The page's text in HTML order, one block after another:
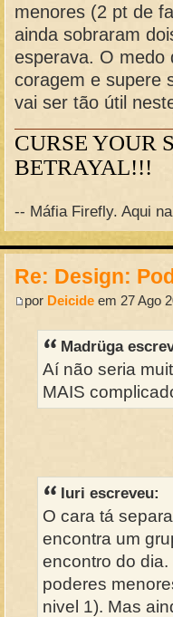
menores (2 pt de
ainda sobraram
esperava. O medo
coragem e supere
vai ser tão útil
CURSE YOUR
BETRAYAL!!!
-- Máfia Firefly. Aqui
Re: Design:
por Deicide em 27 Ago
Madrüga
Aí não seria
MAIS
Iuri escreveu:
O cara tá
encontra um
encontro do
poderes
nivel 1). Mas